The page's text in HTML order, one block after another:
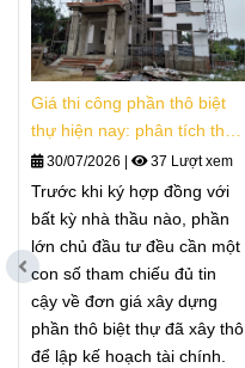
Giá thi công phần thô biệt
thự hiện nay: phân tích thực
tế30/07/2026 37 Lượt xem
Trước khi ký hợp đồng với
bất kỳ nhà thầu nào, phần
lớn chủ đầu tư đều cần một
con số tham chiếu đủ tin
cậy về đơn giá xây dựng
phần thô biệt thự đã xây thô
để lập kế hoạch tài chính.